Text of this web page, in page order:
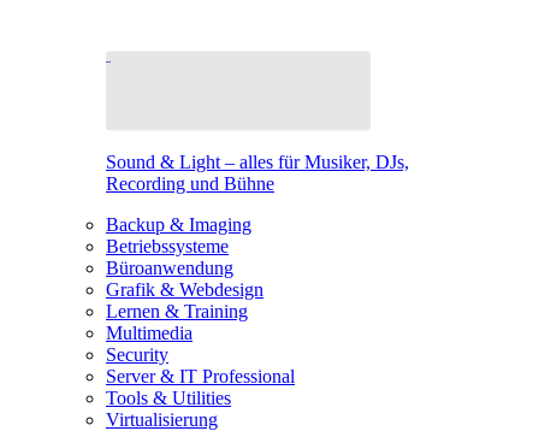
Sound & Light – alles für Musiker, DJs,
Recording und Bühne
Backup & Imaging
Betriebssysteme
Büroanwendung
Grafik & Webdesign
Lernen & Training
Multimedia
Security
Server & IT Professional
Tools & Utilities
Virtualisierung